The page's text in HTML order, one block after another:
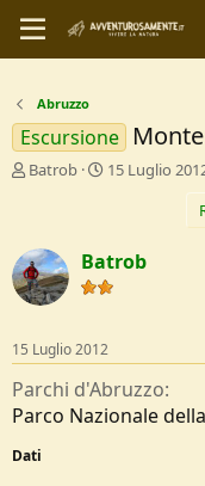
Abruzzo
Escursione
C
t
o
r
D
i
s
u
s
Batrob
D
d
i
I
i
z
i
o
15 Luglio
Batrob
15 Luglio 2012
Parchi d'Abruzzo
Parco Nazionale
Dati